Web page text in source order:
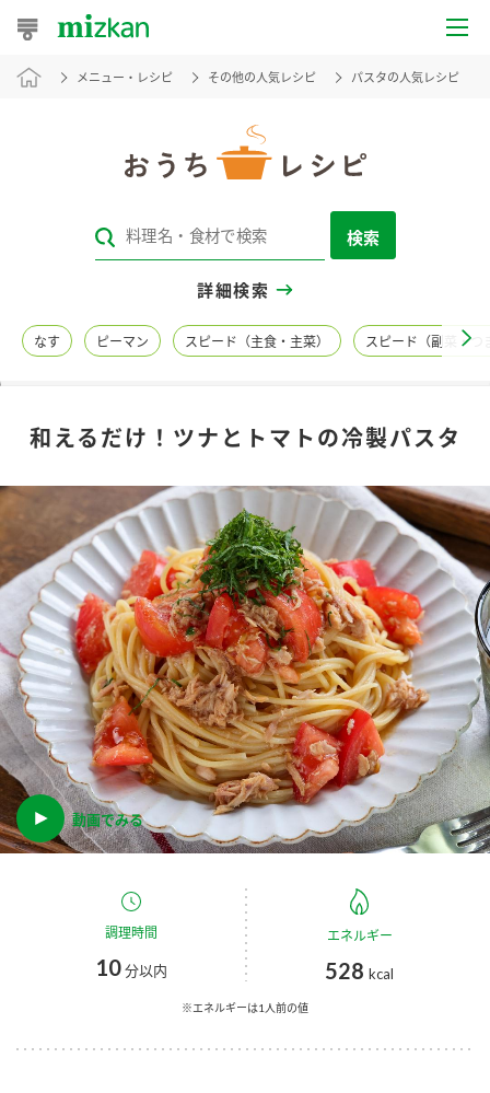
おうちレシピ
レシピカテゴリ一覧
レシピ名特集
商品情報
商品カテゴリ
酢 調味酢
お酢ドリンク ぽん酢
みりん風・料理酒 鍋用調味料
つゆ たれ
スープ 中華
新商品一覧
キャンペーン情報
ブランド・スペシャルサイト
ブランド・スペシャルサイト トップ
商品ブランドサイト
Fibee（ファイビー）
くらしプラ酢
お酢ドリンク
つゆ
企業情報
国内事業概要
企業理念
ミツカンの歴史
ミツカンを知る
環境への取り組み
メニュー・レシピ その他の人気レシピ パスタの人気レシピ
検索
詳細検索
なす ピーマン スピード（主食・主菜） スピード（副菜・つ
和えるだけ！ツナとトマトの冷製パスタ
動画でみる
調理時間
10分以内
エネルギー
528 kcal
※エネルギーは1人前の値